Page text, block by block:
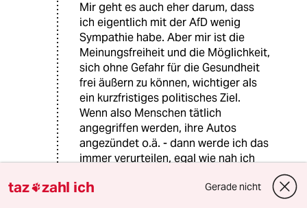
Mir geht es auch eher darum, dass
ich eigentlich mit der AfD wenig
Sympathie habe. Aber mir ist die
Meinungsfreiheit und die Möglichkeit,
sich ohne Gefahr für die Gesundheit
frei äußern zu können, wichtiger als
ein kurzfristiges politisches Ziel.
Wenn also Menschen tätlich
angegriffen werden, ihre Autos
angezündet o.ä. - dann werde ich das
immer verurteilen, egal wie nah ich
Wagenknecht heißen.
taz zahl ich Gerade nicht